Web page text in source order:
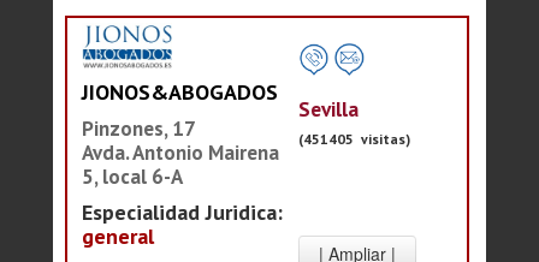
JIONOS&ABOGADOS
Pinzones, 17
Avda. Antonio Mairena
5, local 6-A
Especialidad Juridica:
general
Sevilla
(451405 visitas)